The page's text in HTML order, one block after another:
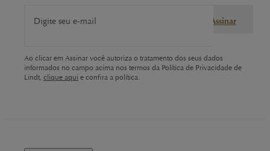
Digite seu e-mail Assinar
Ao clicar em Assinar você autoriza o tratamento dos seus dados
informados no campo acima nos termos da Política de Privacidade de
Lindt, clique aqui e confira a política.